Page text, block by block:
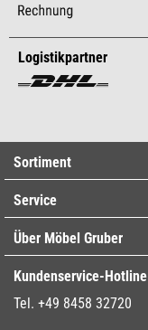
Logistikpartner
Sortiment
Service
Über Möbel Gruber
Kundenservice-Hotline
Tel. +49 8458 32720